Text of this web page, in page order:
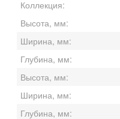
Коллекция:
Высота, мм:
Ширина, мм:
Глубина, мм:
Высота, мм:
Ширина, мм:
Глубина, мм: